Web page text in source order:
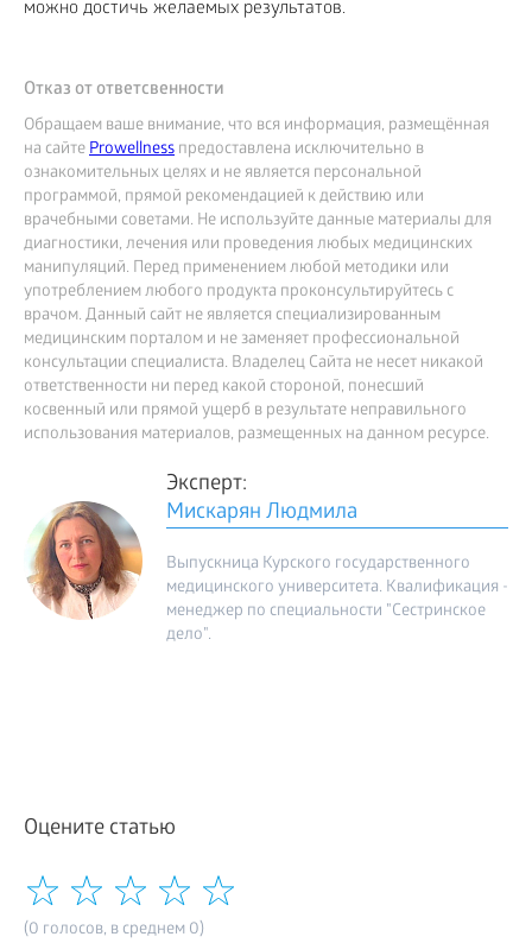
можно достичь желаемых результатов.
Отказ от ответсвенности
Обращаем ваше внимание, что вся информация, размещённая
на сайтеProwellness предоставлена исключительно в
ознакомительных целях и не является персональной
программой, прямой рекомендацией к действию или
врачебными советами. Не используйте данные материалы для
диагностики, лечения или проведения любых медицинских
манипуляций. Перед применением любой методики или
употреблением любого продукта проконсультируйтесь с
врачом. Данный сайт не является специализированным
медицинским порталом и не заменяет профессиональной
консультации специалиста. Владелец Сайта не несет никакой
ответственности ни перед какой стороной, понесший
косвенный или прямой ущерб в результате неправильного
использования материалов, размещенных на данном ресурсе.
Эксперт:
Мискарян Людмила
Выпускница Курского государственного
медицинского университета. Квалификация -
менеджер по специальности "Сестринское
дело".
Оцените статью
(0 голосов, в среднем 0)